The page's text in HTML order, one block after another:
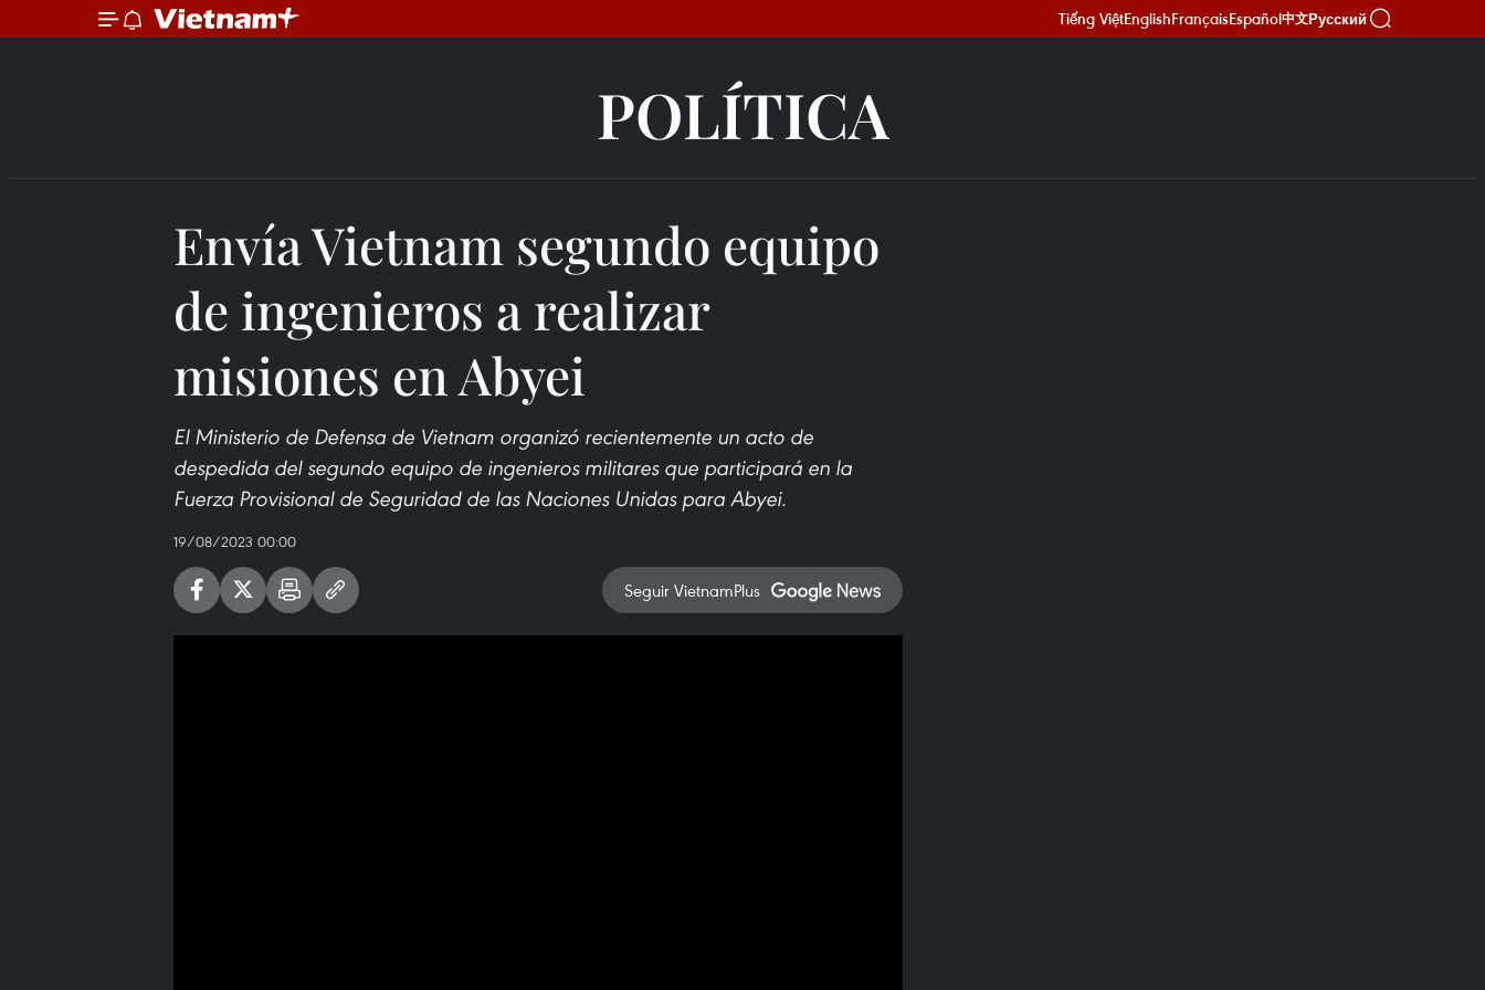
Tiếng ViệtEnglishFrançaisEspañol中文Русский
POLÍTICA
Envía Vietnam segundo equipo
de ingenieros a realizar
misiones en Abyei
El Ministerio de Defensa de Vietnam organizó recientemente un acto de
despedida del segundo equipo de ingenieros militares que participará en la
Fuerza Provisional de Seguridad de las Naciones Unidas para Abyei.
19/08/2023 00:00
Seguir VietnamPlus